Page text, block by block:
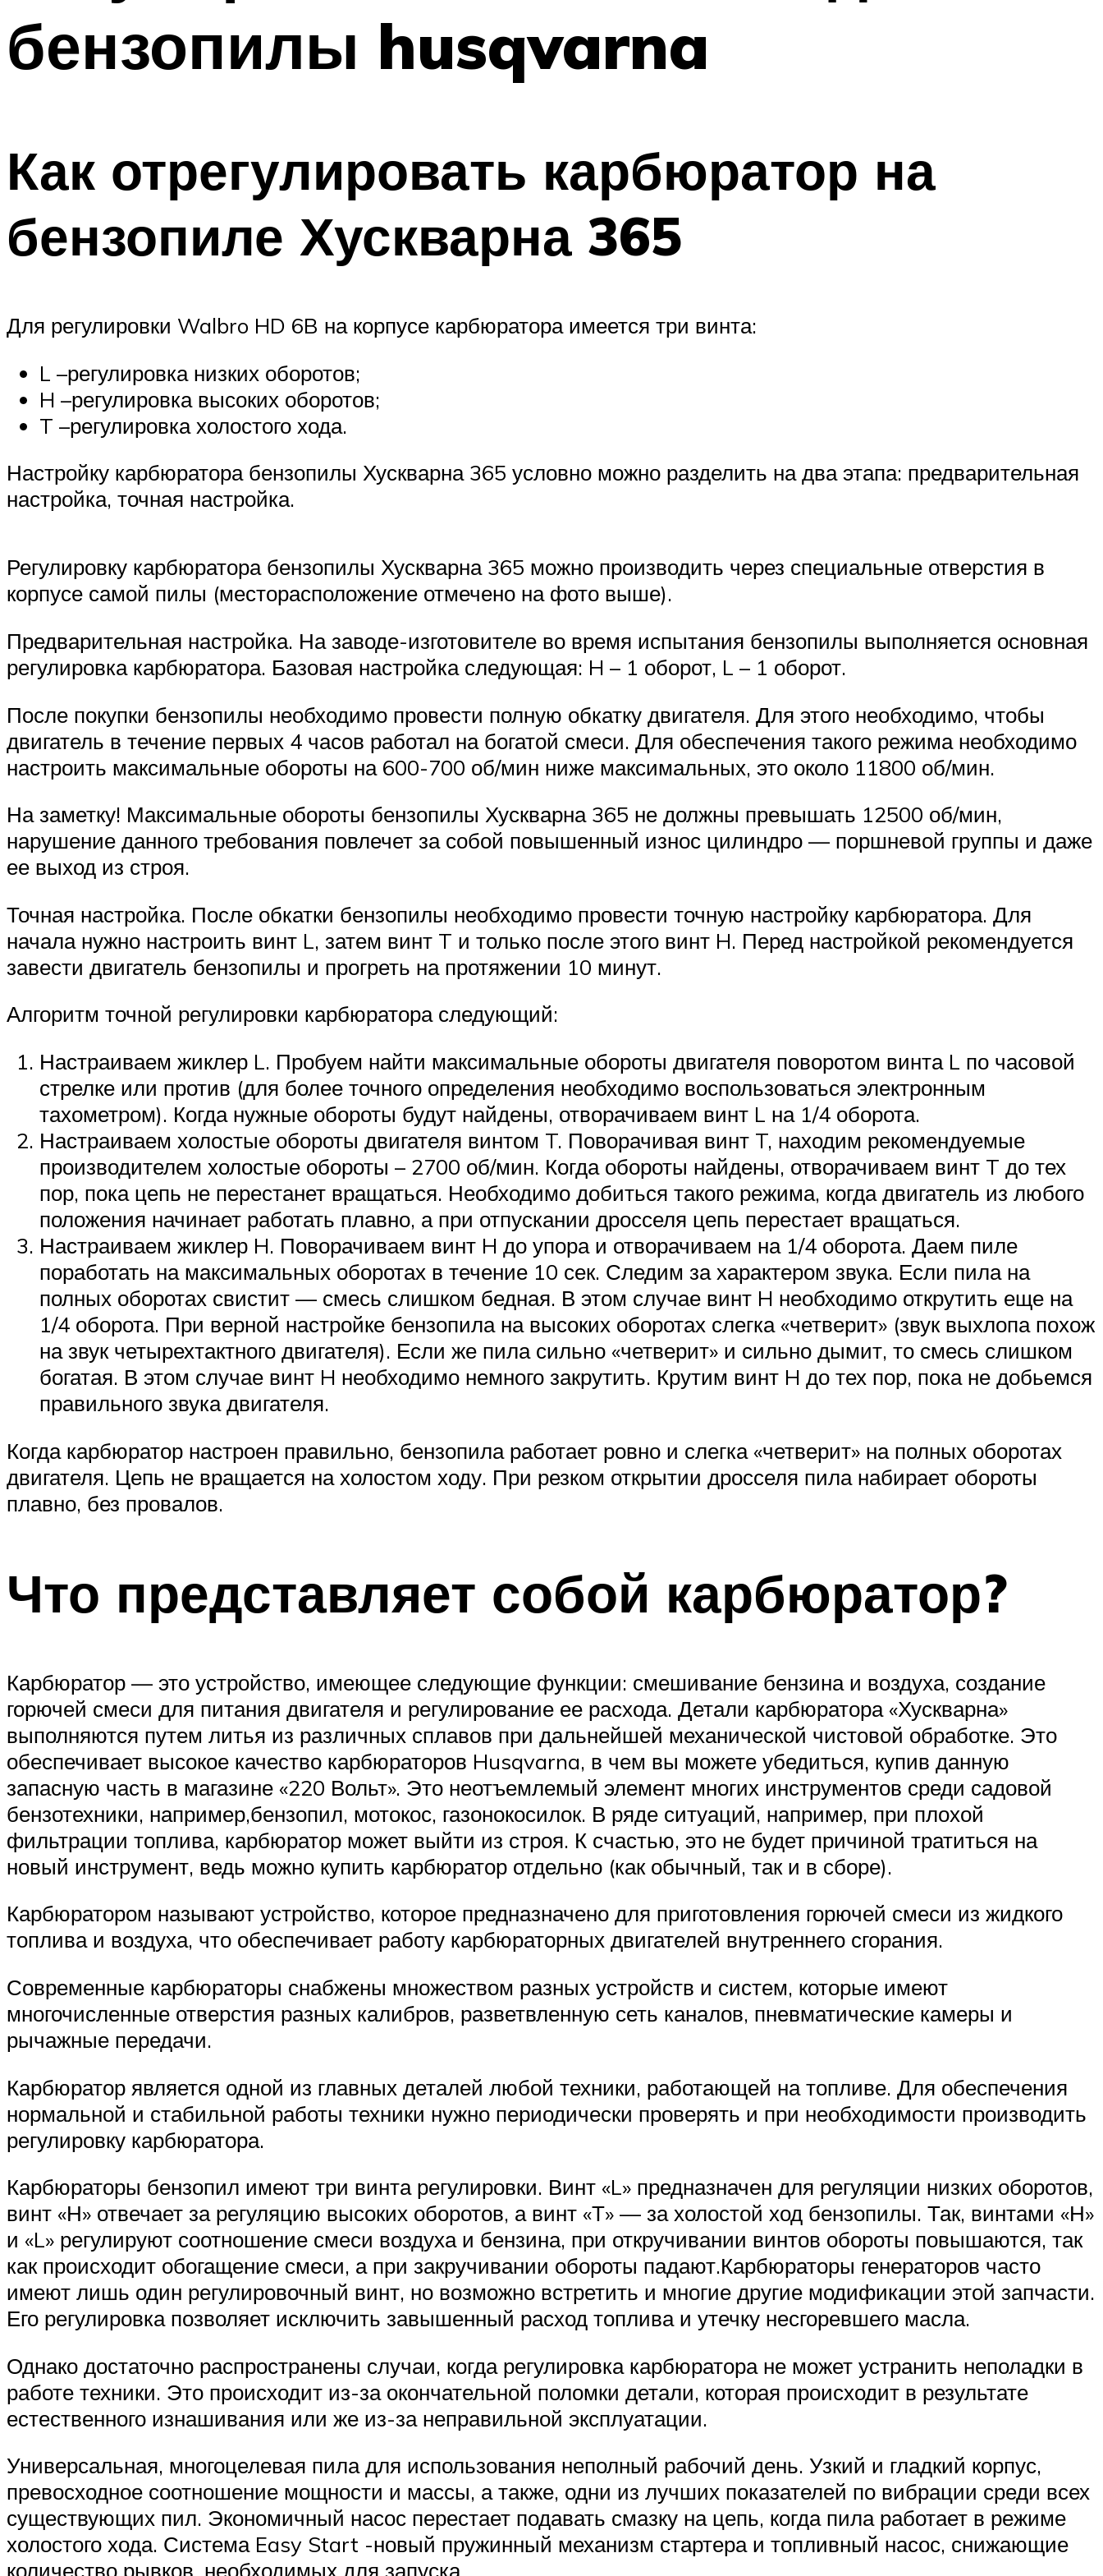
бензопилы husqvarna
Как отрегулировать карбюратор на
бензопиле Хускварна 365
Для регулировки Walbro HD 6B на корпусе карбюратора имеется три винта:
L –регулировка низких оборотов;
H –регулировка высоких оборотов;
T –регулировка холостого хода.
Настройку карбюратора бензопилы Хускварна 365 условно можно разделить на два этапа: предварительная
настройка, точная настройка.
Регулировку карбюратора бензопилы Хускварна 365 можно производить через специальные отверстия в
корпусе самой пилы (месторасположение отмечено на фото выше).
Предварительная настройка. На заводе-изготовителе во время испытания бензопилы выполняется основная
регулировка карбюратора. Базовая настройка следующая: H – 1 оборот, L – 1 оборот.
После покупки бензопилы необходимо провести полную обкатку двигателя. Для этого необходимо, чтобы
двигатель в течение первых 4 часов работал на богатой смеси. Для обеспечения такого режима необходимо
настроить максимальные обороты на 600-700 об/мин ниже максимальных, это около 11800 об/мин.
На заметку! Максимальные обороты бензопилы Хускварна 365 не должны превышать 12500 об/мин,
нарушение данного требования повлечет за собой повышенный износ цилиндро — поршневой группы и даже
ее выход из строя.
Точная настройка. После обкатки бензопилы необходимо провести точную настройку карбюратора. Для
начала нужно настроить винт L, затем винт T и только после этого винт H. Перед настройкой рекомендуется
завести двигатель бензопилы и прогреть на протяжении 10 минут.
Алгоритм точной регулировки карбюратора следующий:
Настраиваем жиклер L. Пробуем найти максимальные обороты двигателя поворотом винта L по часовой
стрелке или против (для более точного определения необходимо воспользоваться электронным
тахометром). Когда нужные обороты будут найдены, отворачиваем винт L на 1/4 оборота.
Настраиваем холостые обороты двигателя винтом T. Поворачивая винт T, находим рекомендуемые
производителем холостые обороты – 2700 об/мин. Когда обороты найдены, отворачиваем винт T до тех
пор, пока цепь не перестанет вращаться. Необходимо добиться такого режима, когда двигатель из любого
положения начинает работать плавно, а при отпускании дросселя цепь перестает вращаться.
Настраиваем жиклер H. Поворачиваем винт H до упора и отворачиваем на 1/4 оборота. Даем пиле
поработать на максимальных оборотах в течение 10 сек. Следим за характером звука. Если пила на
полных оборотах свистит — смесь слишком бедная. В этом случае винт H необходимо открутить еще на
1/4 оборота. При верной настройке бензопила на высоких оборотах слегка «четверит» (звук выхлопа похож
на звук четырехтактного двигателя). Если же пила сильно «четверит» и сильно дымит, то смесь слишком
богатая. В этом случае винт H необходимо немного закрутить. Крутим винт H до тех пор, пока не добьемся
правильного звука двигателя.
Когда карбюратор настроен правильно, бензопила работает ровно и слегка «четверит» на полных оборотах
двигателя. Цепь не вращается на холостом ходу. При резком открытии дросселя пила набирает обороты
плавно, без провалов.
Что представляет собой карбюратор?
Карбюратор — это устройство, имеющее следующие функции: смешивание бензина и воздуха, создание
горючей смеси для питания двигателя и регулирование ее расхода. Детали карбюратора «Хускварна»
выполняются путем литья из различных сплавов при дальнейшей механической чистовой обработке. Это
обеспечивает высокое качество карбюраторов Husqvarna, в чем вы можете убедиться, купив данную
запасную часть в магазине «220 Вольт». Это неотъемлемый элемент многих инструментов среди садовой
бензотехники, например,бензопил, мотокос, газонокосилок. В ряде ситуаций, например, при плохой
фильтрации топлива, карбюратор может выйти из строя. К счастью, это не будет причиной тратиться на
новый инструмент, ведь можно купить карбюратор отдельно (как обычный, так и в сборе).
Карбюратором называют устройство, которое предназначено для приготовления горючей смеси из жидкого
топлива и воздуха, что обеспечивает работу карбюраторных двигателей внутреннего сгорания.
Современные карбюраторы снабжены множеством разных устройств и систем, которые имеют
многочисленные отверстия разных калибров, разветвленную сеть каналов, пневматические камеры и
рычажные передачи.
Карбюратор является одной из главных деталей любой техники, работающей на топливе. Для обеспечения
нормальной и стабильной работы техники нужно периодически проверять и при необходимости производить
регулировку карбюратора.
Карбюраторы бензопил имеют три винта регулировки. Винт «L» предназначен для регуляции низких оборотов,
винт «Н» отвечает за регуляцию высоких оборотов, а винт «Т» — за холостой ход бензопилы. Так, винтами «Н»
и «L» регулируют соотношение смеси воздуха и бензина, при откручивании винтов обороты повышаются, так
как происходит обогащение смеси, а при закручивании обороты падают.Карбюраторы генераторов часто
имеют лишь один регулировочный винт, но возможно встретить и многие другие модификации этой запчасти.
Его регулировка позволяет исключить завышенный расход топлива и утечку несгоревшего масла.
Однако достаточно распространены случаи, когда регулировка карбюратора не может устранить неполадки в
работе техники. Это происходит из-за окончательной поломки детали, которая происходит в результате
естественного изнашивания или же из-за неправильной эксплуатации.
Универсальная, многоцелевая пила для использования неполный рабочий день. Узкий и гладкий корпус,
превосходное соотношение мощности и массы, а также, одни из лучших показателей по вибрации среди всех
существующих пил. Экономичный насос перестает подавать смазку на цепь, когда пила работает в режиме
холостого хода. Система Easy Start -новый пружинный механизм стартера и топливный насос, снижающие
количество рывков, необходимых для запуска.